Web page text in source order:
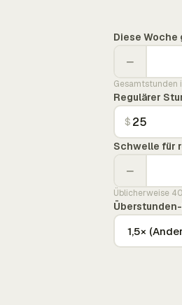
Diese
−
Gesamtstunden
Regulärer
$
Schwelle für
−
Üblicherweise